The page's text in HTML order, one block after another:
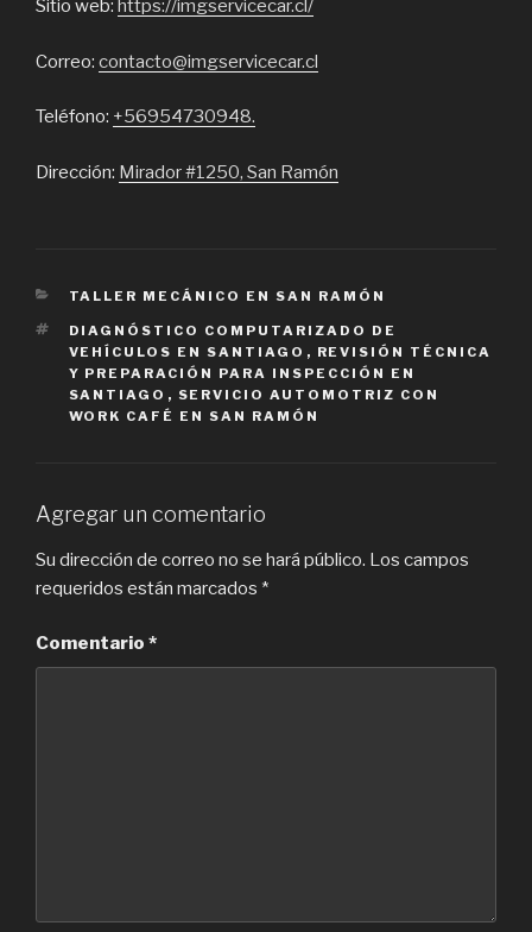
Sitio web: https://imgservicecar.cl/
Correo: contacto@imgservicecar.cl
Teléfono: +56954730948.
Dirección: Mirador #1250, San Ramón
CATEGORIES
TALLER MECÁNICO EN SAN RAMÓN
TAGS
DIAGNÓSTICO COMPUTARIZADO DE
VEHÍCULOS EN SANTIAGO , REVISIÓN TÉCNICA
Y PREPARACIÓN PARA INSPECCIÓN EN
SANTIAGO , SERVICIO AUTOMOTRIZ CON
WORK CAFÉ EN SAN RAMÓN
Agregar un comentario
Su dirección de correo no se hará público. Los campos
requeridos están marcados *
Comentario *